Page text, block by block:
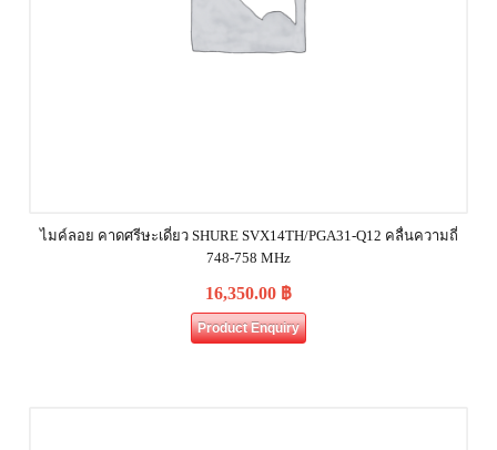
ไมค์ลอย คาดศรีษะเดี่ยว SHURE SVX14TH/PGA31-Q12 คลื่นความถี่
748-758 MHz
16,350.00 ฿
Product Enquiry